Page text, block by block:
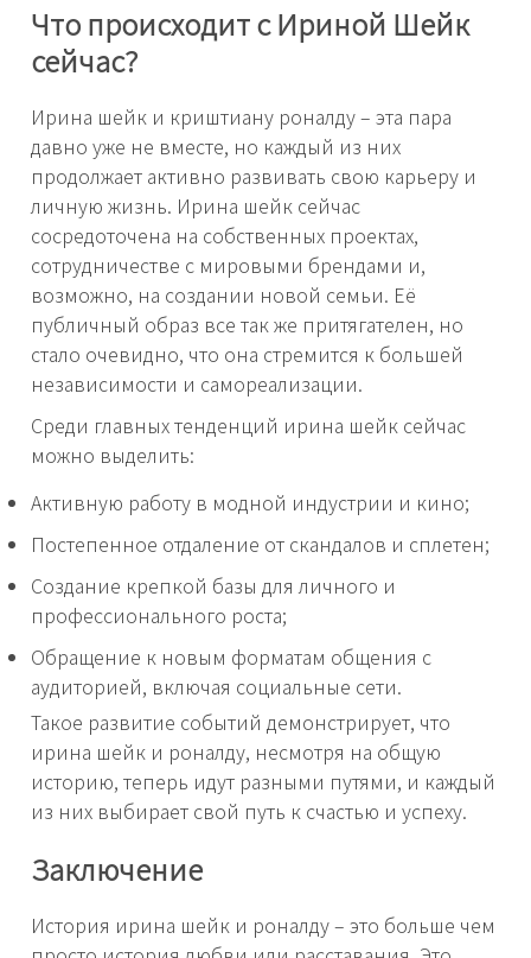
Что происходит с Ириной Шейк
сейчас?
Ирина шейк и криштиану роналду – эта пара
давно уже не вместе, но каждый из них
продолжает активно развивать свою карьеру и
личную жизнь. Ирина шейк сейчас
сосредоточена на собственных проектах,
сотрудничестве с мировыми брендами и,
возможно, на создании новой семьи. Её
публичный образ все так же притягателен, но
стало очевидно, что она стремится к большей
независимости и самореализации.
Среди главных тенденций ирина шейк сейчас
можно выделить:
Активную работу в модной индустрии и кино;
Постепенное отдаление от скандалов и сплетен;
Создание крепкой базы для личного и
профессионального роста;
Обращение к новым форматам общения с
аудиторией, включая социальные сети.
Такое развитие событий демонстрирует, что
ирина шейк и роналду, несмотря на общую
историю, теперь идут разными путями, и каждый
из них выбирает свой путь к счастью и успеху.
Заключение
История ирина шейк и роналду – это больше чем